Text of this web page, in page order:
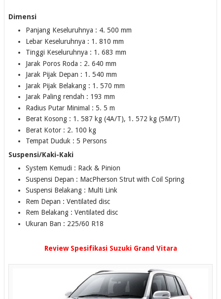
Dimensi
Panjang Keseluruhnya : 4. 500 mm
Lebar Keseluruhnya : 1. 810 mm
Tinggi Keseluruhnya : 1. 683 mm
Jarak Poros Roda : 2. 640 mm
Jarak Pijak Depan : 1. 540 mm
Jarak Pijak Belakang : 1. 570 mm
Jarak Paling rendah : 193 mm
Radius Putar Minimal : 5. 5 m
Berat Kosong : 1. 587 kg (4A/T), 1. 572 kg (5M/T)
Berat Kotor : 2. 100 kg
Tempat Duduk : 5 Persons
Suspensi/Kaki-Kaki
System Kemudi : Rack & Pinion
Suspensi Depan : MacPherson Strut with Coil Spring
Suspensi Belakang : Multi Link
Rem Depan : Ventilated disc
Rem Belakang : Ventilated disc
Ukuran Ban : 225/60 R18
Review Spesifikasi Suzuki Grand Vitara